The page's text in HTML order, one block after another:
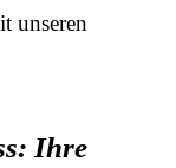
unseren
Ihre